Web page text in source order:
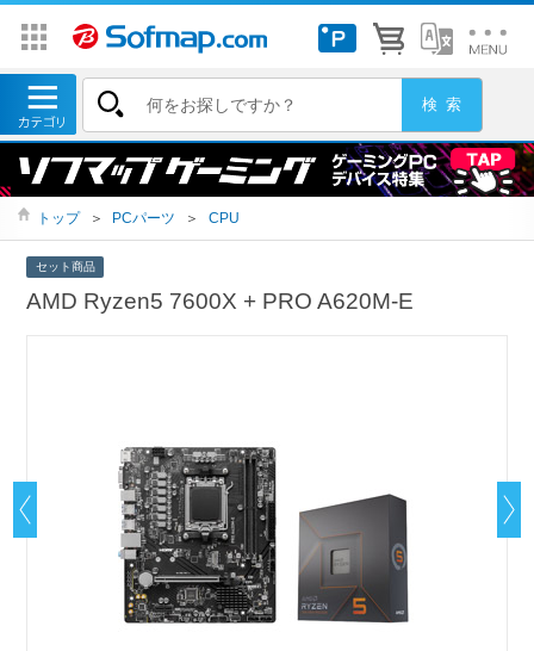
トップ ＞ PCパーツ ＞ CPU
セット商品
AMD Ryzen5 7600X + PRO A620M-E